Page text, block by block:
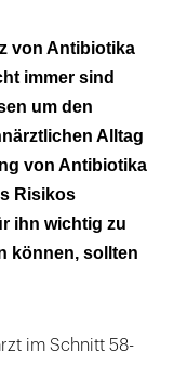
von Antibiotika
immer sind
um den
Alltag
von Antibiotika
Risikos
ihn wichtig zu
können, sollten
im Schnitt 58-